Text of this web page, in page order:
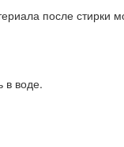
после
в воде.